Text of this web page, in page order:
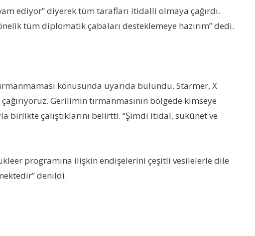
ediyor” diyerek tüm tarafları itidalli olmaya çağırdı.
tüm diplomatik çabaları desteklemeye hazırım” dedi.
konusunda uyarıda bulundu. Starmer, X
Gerilimin tırmanmasının bölgede kimseye
birlikte çalıştıklarını belirtti. “Şimdi itidal, sükûnet ve
programına ilişkin endişelerini çeşitli vesilelerle dile
denildi.